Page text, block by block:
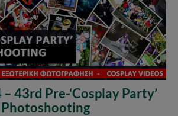
43rd Pre-‘Cosplay Party’
Photoshooting